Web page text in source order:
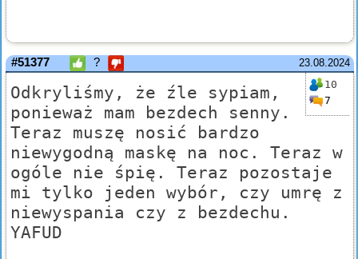
23.08.2024
#51377 ?
10
7
Odkryliśmy, że źle sypiam,
ponieważ mam bezdech senny.
Teraz muszę nosić bardzo
niewygodną maskę na noc. Teraz w
ogóle nie śpię. Teraz pozostaje
mi tylko jeden wybór, czy umrę z
niewyspania czy z bezdechu.
YAFUD